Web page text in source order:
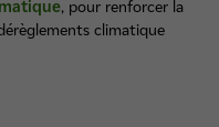
, pour renforcer la
climatique